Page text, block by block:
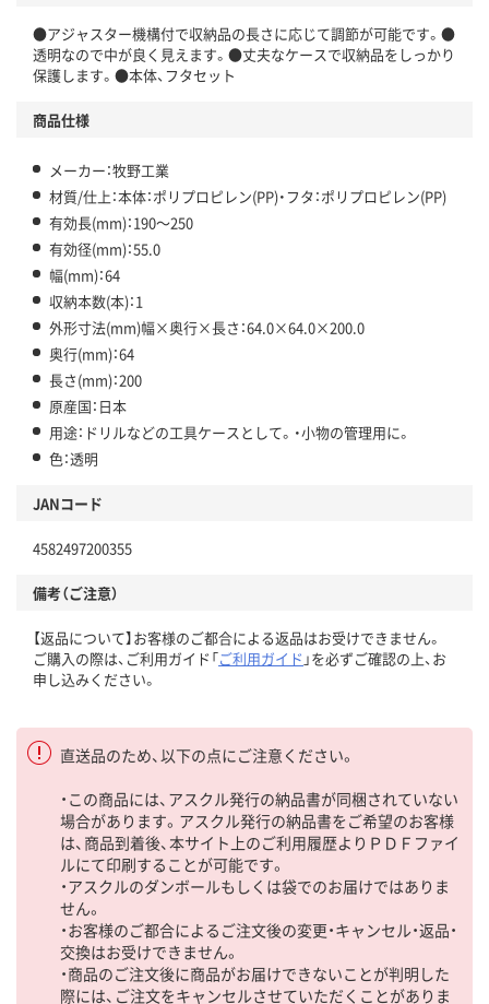
●アジャスター機構付で収納品の長さに応じて調節が可能です。●
透明なので中が良く見えます。●丈夫なケースで収納品をしっかり
保護します。●本体、フタセット
商品仕様
メーカー：牧野工業
材質/仕上：本体：ポリプロピレン(PP)・フタ：ポリプロピレン(PP)
有効長(mm)：190～250
有効径(mm)：55.0
幅(mm)：64
収納本数(本)：1
外形寸法(mm)幅×奥行×長さ：64.0×64.0×200.0
奥行(mm)：64
長さ(mm)：200
原産国：日本
用途：ドリルなどの工具ケースとして。・小物の管理用に。
色：透明
JANコード
4582497200355
備考（ご注意）
【返品について】お客様のご都合による返品はお受けできません。
ご購入の際は、ご利用ガイド「ご利用ガイド 」を必ずご確認の上、お
申し込みください。
直送品のため、以下の点にご注意ください。
・この商品には、アスクル発行の納品書が同梱されていない
場合があります。アスクル発行の納品書をご希望のお客様
は、商品到着後、本サイト上のご利用履歴よりＰＤＦファイ
ルにて印刷することが可能です。
・アスクルのダンボールもしくは袋でのお届けではありま
せん。
・お客様のご都合によるご注文後の変更・キャンセル・返品・
交換はお受けできません。
・商品のご注文後に商品がお届けできないことが判明した
際には、ご注文をキャンセルさせていただくことがありま